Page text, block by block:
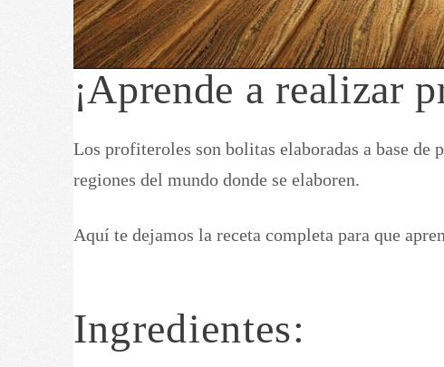
¡Aprende a realizar
Los profiteroles son bolitas elaboradas a base de
regiones del mundo donde se elaboren.
Aquí te dejamos la receta completa para que
Ingredientes: